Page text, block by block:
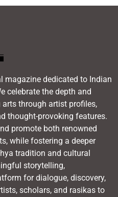
magazine dedicated to Indian
celebrate the depth and
arts through artist profiles,
thought-provoking features.
promote both renowned
while fostering a deeper
tradition and cultural
storytelling,
for dialogue, discovery,
scholars, and rasikas to